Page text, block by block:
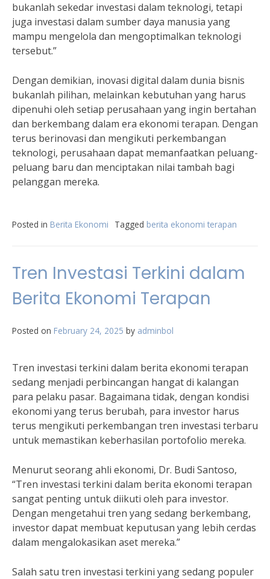
bukanlah sekedar investasi dalam teknologi, tetapi
juga investasi dalam sumber daya manusia yang
mampu mengelola dan mengoptimalkan teknologi
tersebut.”
Dengan demikian, inovasi digital dalam dunia bisnis
bukanlah pilihan, melainkan kebutuhan yang harus
dipenuhi oleh setiap perusahaan yang ingin bertahan
dan berkembang dalam era ekonomi terapan. Dengan
terus berinovasi dan mengikuti perkembangan
teknologi, perusahaan dapat memanfaatkan peluang-
peluang baru dan menciptakan nilai tambah bagi
pelanggan mereka.
Posted in Berita Ekonomi Tagged berita ekonomi terapan
Tren Investasi Terkini dalam
Berita Ekonomi Terapan
Posted on February 24, 2025 by adminbol
Tren investasi terkini dalam berita ekonomi terapan
sedang menjadi perbincangan hangat di kalangan
para pelaku pasar. Bagaimana tidak, dengan kondisi
ekonomi yang terus berubah, para investor harus
terus mengikuti perkembangan tren investasi terbaru
untuk memastikan keberhasilan portofolio mereka.
Menurut seorang ahli ekonomi, Dr. Budi Santoso,
“Tren investasi terkini dalam berita ekonomi terapan
sangat penting untuk diikuti oleh para investor.
Dengan mengetahui tren yang sedang berkembang,
investor dapat membuat keputusan yang lebih cerdas
dalam mengalokasikan aset mereka.”
Salah satu tren investasi terkini yang sedang populer